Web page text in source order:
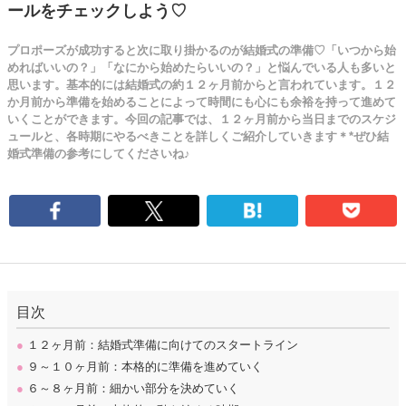
ールをチェックしよう♡
プロポーズが成功すると次に取り掛かるのが結婚式の準備♡「いつから始
めればいいの？」「なにから始めたらいいの？」と悩んでいる人も多いと
思います。基本的には結婚式の約１２ヶ月前からと言われています。１２
か月前から準備を始めることによって時間にも心にも余裕を持って進めて
いくことができます。今回の記事では、１２ヶ月前から当日までのスケジ
ュールと、各時期にやるべきことを詳しくご紹介していきます＊*ぜひ結
婚式準備の参考にしてくださいね♪
目次
● １２ヶ月前：結婚式準備に向けてのスタートライン
● ９～１０ヶ月前：本格的に準備を進めていく
● ６～８ヶ月前：細かい部分を決めていく